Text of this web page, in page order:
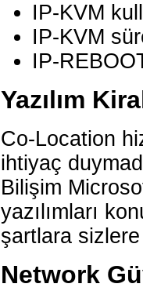
IP-KVM
IP-KVM
IP-
Yazılım
Co-Location
ihtiyaç
Bilişim
yazılımları
şartlara
Network